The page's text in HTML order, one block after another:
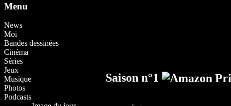
Menu
News
Moi
Bandes dessinées
Cinéma
Séries
Jeux
Musique
Photos
Podcasts
Saison n°1